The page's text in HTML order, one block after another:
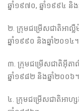
ឆ្នាំ១៩៧០,​ ឆ្នាំ១៩៩៤​ និ
២. ក្រុម​ជម្រើស​ជាតិ​អាល្លឺ
ឆ្នាំ១៩៩០ និង​ឆ្នាំ​២០១៤។
៣. ក្រុម​ជម្រើស​ជាតិ​អ៊ីតា
ឆ្នាំ១៩៨២ និង​ឆ្នាំ២០០៦​។
៤. ក្រុម​ជម្រើស​ជាតិ​​​អាហ្